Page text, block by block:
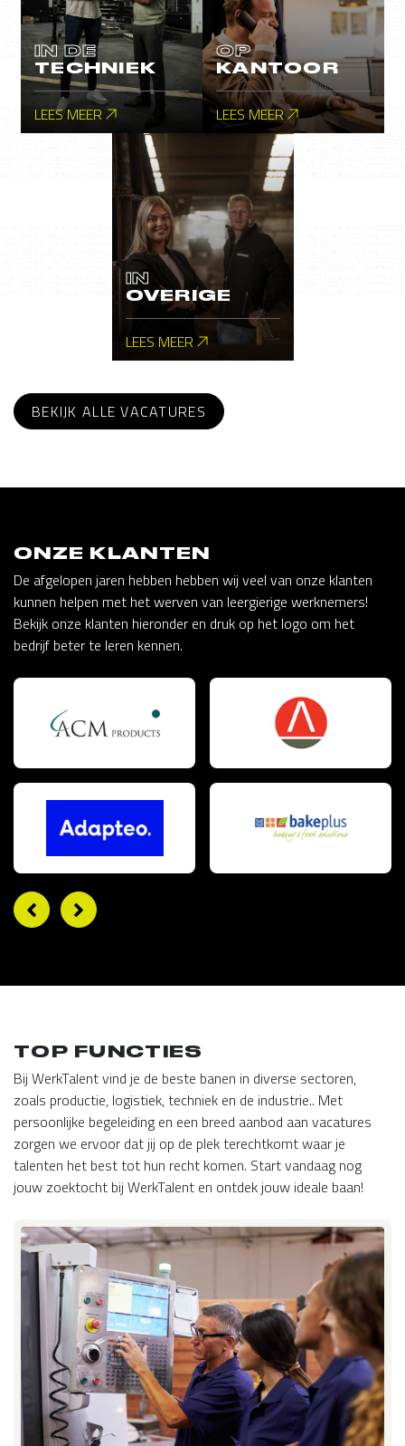
IN DE
TECHNIEK
LEES MEER
OP
KANTOOR
LEES MEER
IN
OVERIGE
LEES MEER
BEKIJK ALLE VACATURES
ONZE KLANTEN
De afgelopen jaren hebben hebben wij veel van onze klanten
kunnen helpen met het werven van leergierige werknemers!
Bekijk onze klanten hieronder en druk op het logo om het
bedrijf beter te leren kennen.
TOP FUNCTIES
Bij WerkTalent vind je de beste banen in diverse sectoren,
zoals productie, logistiek, techniek en de industrie.. Met
persoonlijke begeleiding en een breed aanbod aan vacatures
zorgen we ervoor dat jij op de plek terechtkomt waar je
talenten het best tot hun recht komen. Start vandaag nog
jouw zoektocht bij WerkTalent en ontdek jouw ideale baan!